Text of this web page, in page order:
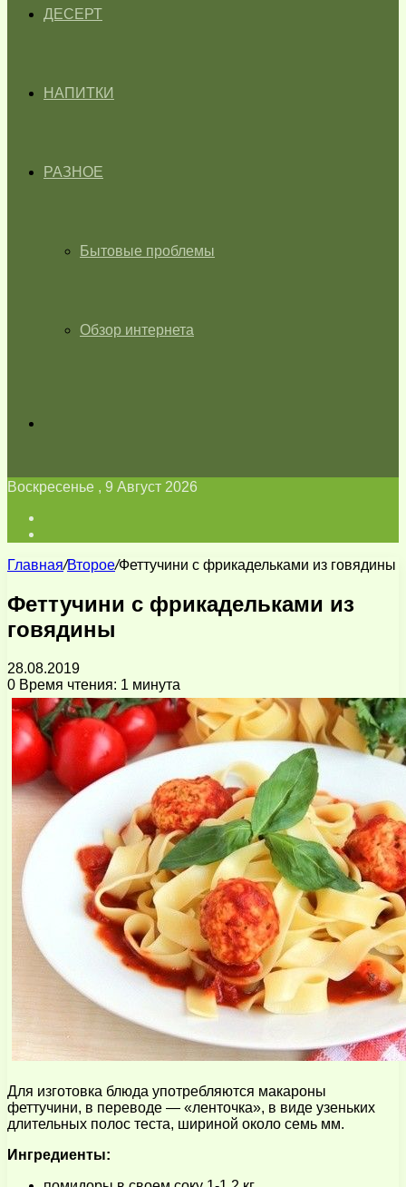
ДЕСЕРТ
НАПИТКИ
РАЗНОЕ
Бытовые проблемы
Обзор интернета
Воскресенье , 9 Август 2026
Главная/Второе/Феттучини с фрикадельками из говядины
Феттучини с фрикадельками из
говядины
28.08.2019
0 Время чтения: 1 минута
Для изготовка блюда употребляются макароны
феттучини, в переводе — «ленточка», в виде узеньких
длительных полос теста, шириной около семь мм.
Ингредиенты: